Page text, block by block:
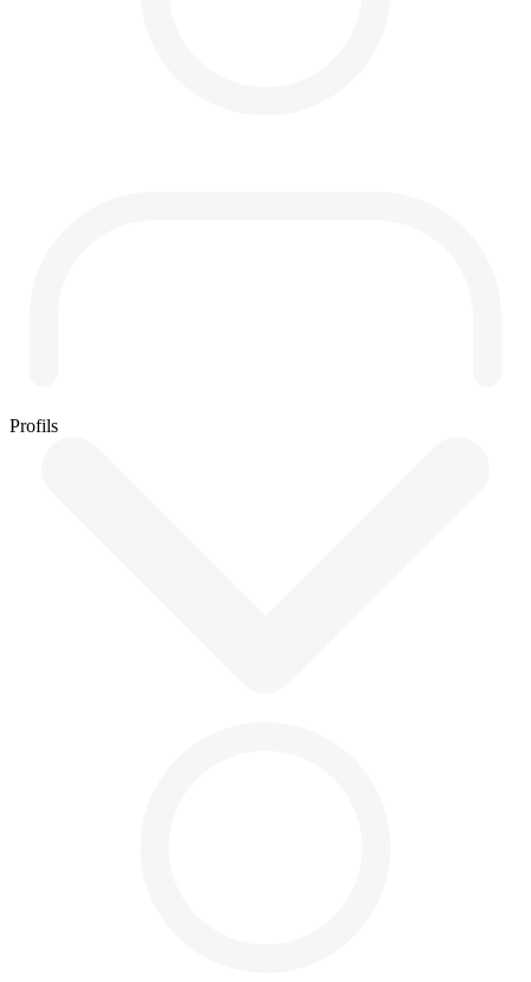
Profils